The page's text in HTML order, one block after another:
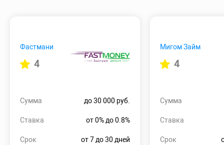
Фастмани
4
Сумма до 30 000 руб.
Ставка от 0% до 0.8%
Срок от 7 до 30 дней
Мигом Займ
4
Сумма
Ставка
Срок